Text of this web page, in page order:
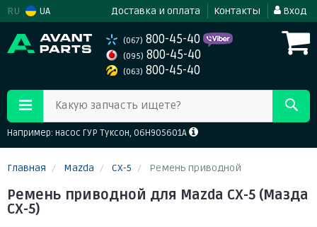
RU UA Доставка и оплата Контакты Вход
(067) 800-45-40
(095) 800-45-40
(063) 800-45-40
Какую запчасть ищете?
Например: насос ГУР Туксон, 06H905601A
Главная Mazda CX-5 Ремень приводной
Ремень приводной для Mazda CX-5 (Мазда
СХ-5)